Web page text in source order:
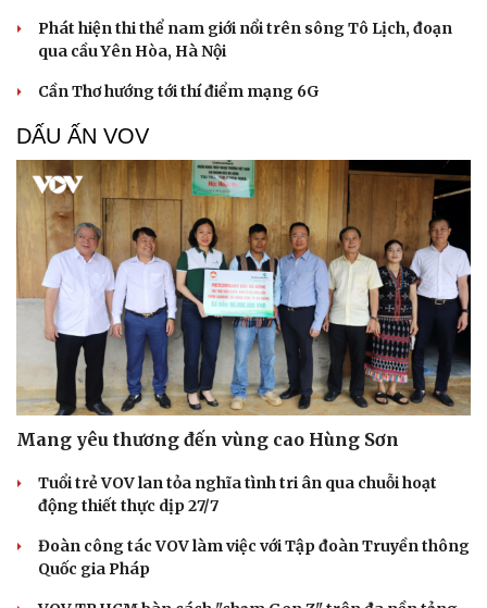
Phát hiện thi thể nam giới nổi trên sông Tô Lịch, đoạn
qua cầu Yên Hòa, Hà Nội
Cần Thơ hướng tới thí điểm mạng 6G
DẤU ẤN VOV
Mang yêu thương đến vùng cao Hùng Sơn
Tuổi trẻ VOV lan tỏa nghĩa tình tri ân qua chuỗi hoạt
động thiết thực dịp 27/7
Đoàn công tác VOV làm việc với Tập đoàn Truyền thông
Quốc gia Pháp